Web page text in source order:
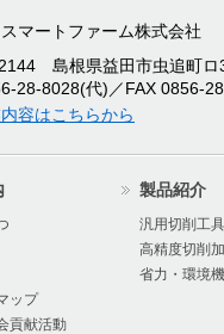
度冬季休暇の
工場竣工のお
度夏季休暇の
ムアイ 棚卸
Mドリル』の
島根県益田市虫追町ロ
28-8028(代)／FAX 0856-
容はこちらから
ップ
貢献活動
製品紹介
汎用切削工具
高精度切削
省力・環境